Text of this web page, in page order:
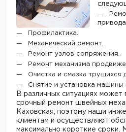
привода.
Профилактика.
Механический ремонт.
Ремонт узлов сопряжения.
Ремонт механизма
Очистка и смазка трущихся
Снятие и установка машины
В различных ситуациях может
срочный ремонт швейных
Каховская
, поэтому наши
клиентам и осуществляют
максимально короткие сроки.